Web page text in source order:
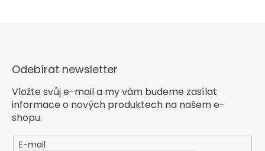
Odebírat newsletter
Vložte svůj e-mail a my vám budeme zasílat
informace o nových produktech na našem e-
shopu.
E-mail